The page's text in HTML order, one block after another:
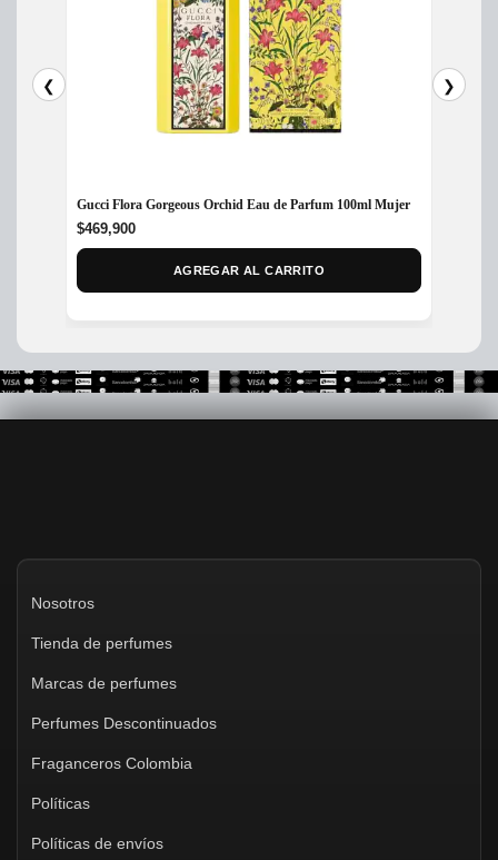
❮
Gucci Flora Gorgeous Orchid Eau de Parfum 100ml Mujer
$469,900
AGREGAR AL CARRITO
❯
Nosotros
Tienda de perfumes
Marcas de perfumes
Perfumes Descontinuados
Fraganceros Colombia
Políticas
Políticas de envíos